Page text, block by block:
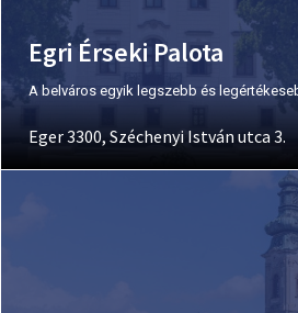
Egri Érseki Palota
A belváros egyik legszebb és
Eger 3300, Széchenyi István utca 3.